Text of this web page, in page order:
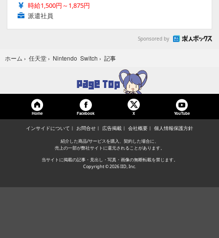
時給1,500円～1,875円
派遣社員
Sponsored by
ホーム › 任天堂 › Nintendo Switch › 記事
Home Facebook X YouTube
インサイドについて お問合せ 広告掲載 会社概要 個人情報保護方針
紹介した商品/サービスを購入、契約した場合に、
売上の一部が弊社サイトに還元されることがあります。
当サイトに掲載の記事・見出し・写真・画像の無断転載を禁じます。
Copyright © 2026 IID, Inc.